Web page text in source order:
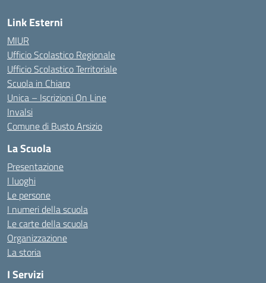
Link Esterni
MIUR
Ufficio Scolastico Regionale
Ufficio Scolastico Territoriale
Scuola in Chiaro
Unica – Iscrizioni On Line
Invalsi
Comune di Busto Arsizio
La Scuola
Presentazione
I luoghi
Le persone
I numeri della scuola
Le carte della scuola
Organizzazione
La storia
I Servizi